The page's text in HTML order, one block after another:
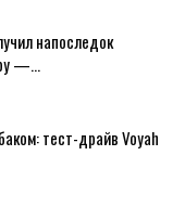
напоследок
—…
тест-драйв Voyah